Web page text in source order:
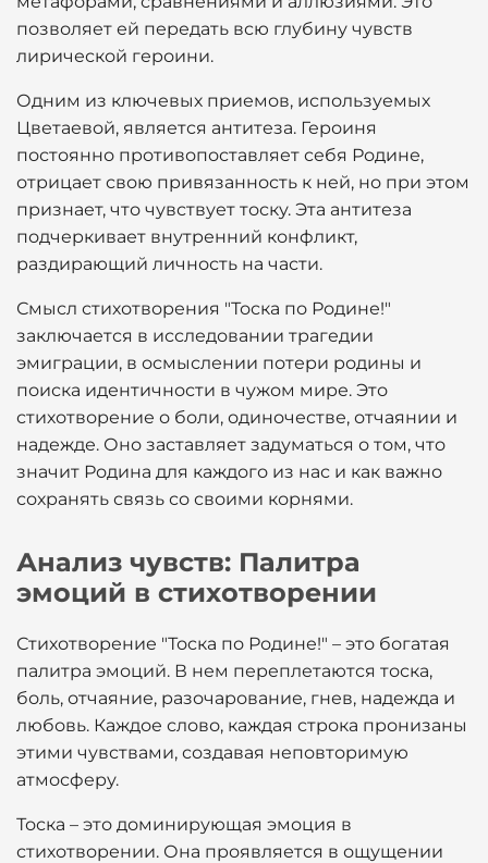
позволяет ей передать всю глубину чувств
лирической героини.
Одним из ключевых приемов, используемых
Цветаевой, является антитеза. Героиня
постоянно противопоставляет себя Родине,
отрицает свою привязанность к ней, но при этом
признает, что чувствует тоску. Эта антитеза
подчеркивает внутренний конфликт,
раздирающий личность на части.
Смысл стихотворения "Тоска по Родине!"
заключается в исследовании трагедии
эмиграции, в осмыслении потери родины и
поиска идентичности в чужом мире. Это
стихотворение о боли, одиночестве, отчаянии и
надежде. Оно заставляет задуматься о том, что
значит Родина для каждого из нас и как важно
сохранять связь со своими корнями.
Анализ чувств: Палитра
эмоций в стихотворении
Стихотворение "Тоска по Родине!" – это богатая
палитра эмоций. В нем переплетаются тоска,
боль, отчаяние, разочарование, гнев, надежда и
любовь. Каждое слово, каждая строка пронизаны
этими чувствами, создавая неповторимую
атмосферу.
Тоска – это доминирующая эмоция в
стихотворении. Она проявляется в ощущении